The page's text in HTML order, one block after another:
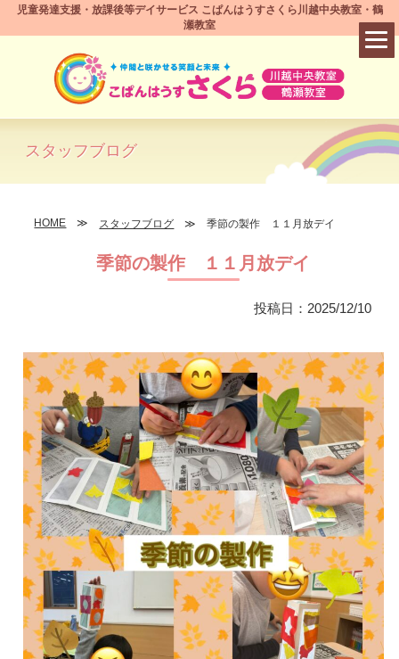
児童発達支援・放課後等デイサービス こぱんはうすさくら川越中央教室・鶴
瀬教室
スタッフブログ
HOME スタッフブログ 季節の製作 １１月放デイ
季節の製作 １１月放デイ
投稿日：2025/12/10